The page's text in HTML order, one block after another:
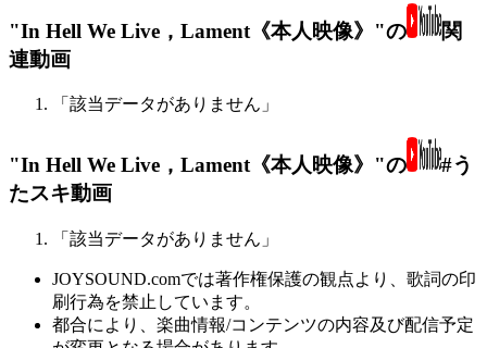
"In Hell We Live，Lament《本人映像》"の
関
連動画
「該当データがありません」
"In Hell We Live，Lament《本人映像》"の
#う
たスキ動画
「該当データがありません」
JOYSOUND.comでは著作権保護の観点より、歌詞の印
刷行為を禁止しています。
都合により、楽曲情報/コンテンツの内容及び配信予定